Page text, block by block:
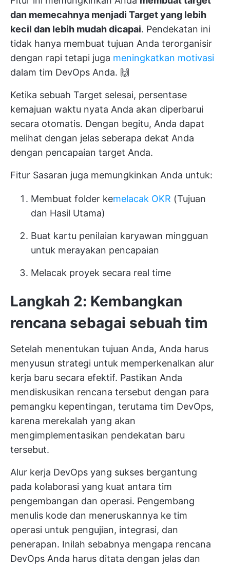
dan memecahnya menjadi Target yang lebih
kecil dan lebih mudah dicapai. Pendekatan ini
tidak hanya membuat tujuan Anda terorganisir
dengan rapi tetapi juga meningkatkan motivasi
dalam tim DevOps Anda. 🙌
Ketika sebuah Target selesai, persentase
kemajuan waktu nyata Anda akan diperbarui
secara otomatis. Dengan begitu, Anda dapat
melihat dengan jelas seberapa dekat Anda
dengan pencapaian target Anda.
Fitur Sasaran juga memungkinkan Anda untuk:
Membuat folder kemelacak OKR (Tujuan
dan Hasil Utama)
Buat kartu penilaian karyawan mingguan
untuk merayakan pencapaian
Melacak proyek secara real time
Langkah 2: Kembangkan
rencana sebagai sebuah tim
Setelah menentukan tujuan Anda, Anda harus
menyusun strategi untuk memperkenalkan alur
kerja baru secara efektif. Pastikan Anda
mendiskusikan rencana tersebut dengan para
pemangku kepentingan, terutama tim DevOps,
karena merekalah yang akan
mengimplementasikan pendekatan baru
tersebut.
Alur kerja DevOps yang sukses bergantung
pada kolaborasi yang kuat antara tim
pengembangan dan operasi. Pengembang
menulis kode dan meneruskannya ke tim
operasi untuk pengujian, integrasi, dan
penerapan. Inilah sebabnya mengapa rencana
DevOps Anda harus ditata dengan jelas dan